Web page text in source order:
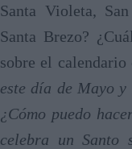
Santa Violeta,
Santa Brezo?
sobre el
este día de Mayo y
¿Cómo puedo
celebra un Santo